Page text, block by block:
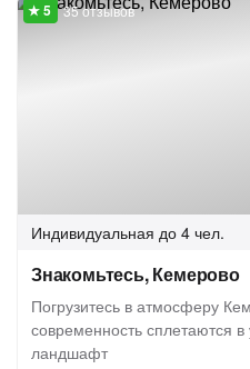
35 отзывов
Индивидуальная до 4 чел.
Знакомьтесь, Кемерово
Погрузитесь в атмосферу
современность сплетаются
ландшафт